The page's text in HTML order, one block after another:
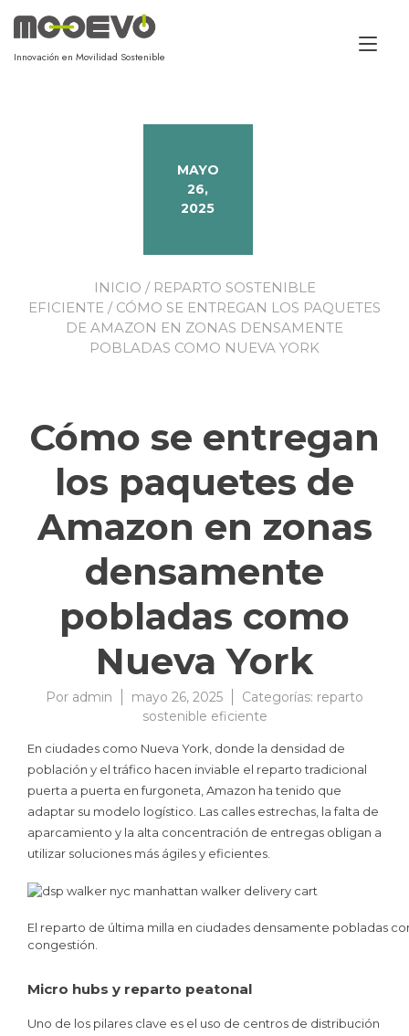
Innovación en Movilidad Sostenible
MAYO
26,
2025
INICIO / REPARTO SOSTENIBLE
EFICIENTE / CÓMO SE ENTREGAN LOS PAQUETES
DE AMAZON EN ZONAS DENSAMENTE
POBLADAS COMO NUEVA YORK
Cómo se entregan
los paquetes de
Amazon en zonas
densamente
pobladas como
Nueva York
Por admin mayo 26, 2025 Categorías: reparto
sostenible eficiente
En ciudades como Nueva York, donde la densidad de
población y el tráfico hacen inviable el reparto tradicional
puerta a puerta en furgoneta, Amazon ha tenido que
adaptar su modelo logístico. Las calles estrechas, la falta de
aparcamiento y la alta concentración de entregas obligan a
utilizar soluciones más ágiles y eficientes.
El reparto de última milla en ciudades densamente pobladas
congestión.
Micro hubs y reparto peatonal
Uno de los pilares clave es el uso de centros de distribución